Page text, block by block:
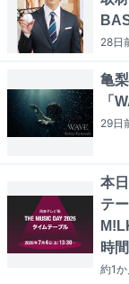
28日
亀
「
29日
本
テ
時
約1か